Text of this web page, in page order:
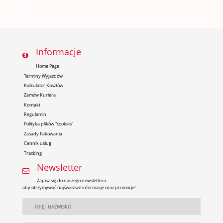
Informacje
Home Page
Terminy Wyjazdów
Kalkulator Kosztów
Zamów Kuriera
Kontakt
Regulamin
Polityka plików "cookies"
Zasady Pakowania
Cennik usług
Tracking
Newsletter
Zapisz się do naszego newslettera
aby otrzymywać najświeższe informacje oraz promocje!